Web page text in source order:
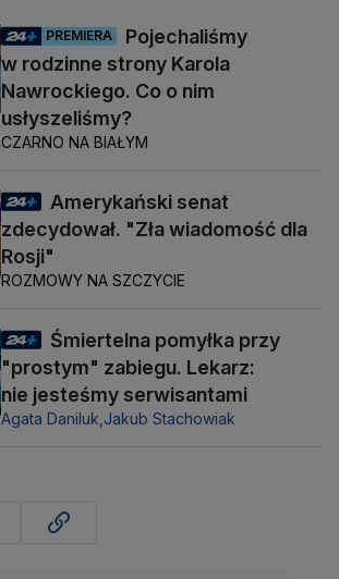
PREMIERA
Pojechaliśmy
w rodzinne strony Karola
Nawrockiego. Co o nim
usłyszeliśmy?
CZARNO NA BIAŁYM
Amerykański senat
zdecydował. "Zła wiadomość dla
Rosji"
ROZMOWY NA SZCZYCIE
Śmiertelna pomyłka przy
"prostym" zabiegu. Lekarz:
nie jesteśmy serwisantami
Agata Daniluk, Jakub Stachowiak